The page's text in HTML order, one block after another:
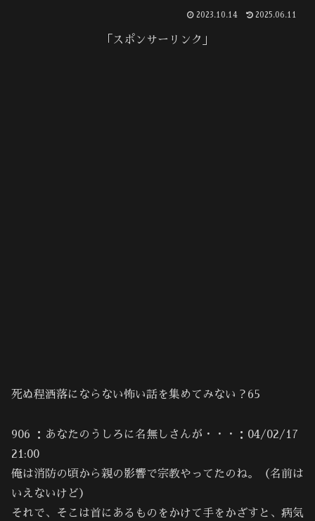
2023.10.14 2025.06.11
「スポンサーリンク」
死ぬ程洒落にならない怖い話を集めてみない？65
906 ：あなたのうしろに名無しさんが・・・：04/02/17
21:00
俺は消防の頃から親の影響で宗教やってたのね。（名前は
いえないけど）
それで、そこは首にあるものをかけて手をかざすと、病気